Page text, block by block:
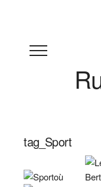
tag_Sport